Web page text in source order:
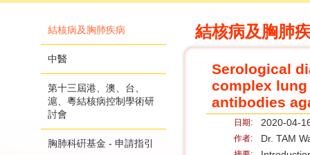
結核病及胸肺疾病
中醫
第十三屆港、澳、台、
滬、粵結核病控制學術研
討會
胸肺科硏基金 - 申請指引
結核病及胸肺
Serological
complex
antibodies
日期: 2020-04-
作者: Dr. TAM